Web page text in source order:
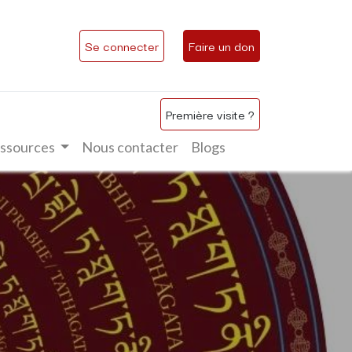
Se connecter Faire un don
Première visite ?
Nous contacter Blogs